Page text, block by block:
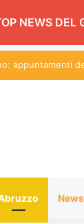
NEWS DEL
dello 0,9%